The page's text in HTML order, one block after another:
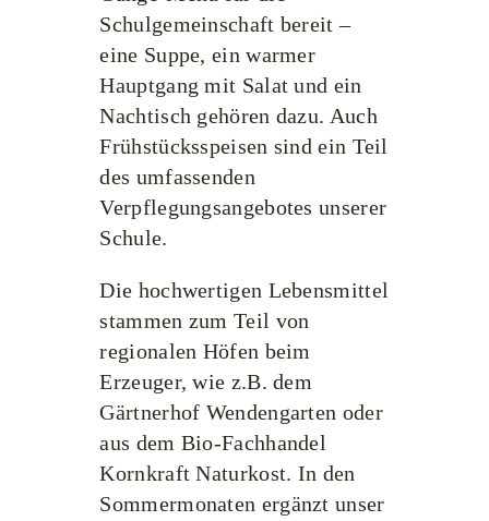
Schulgemeinschaft bereit –
eine Suppe, ein warmer
Hauptgang mit Salat und ein
Nachtisch gehören dazu. Auch
Frühstücksspeisen sind ein Teil
des umfassenden
Verpflegungsangebotes unserer
Schule.
Die hochwertigen Lebensmittel
stammen zum Teil von
regionalen Höfen beim
Erzeuger, wie z.B. dem
Gärtnerhof Wendengarten oder
aus dem Bio-Fachhandel
Kornkraft Naturkost. In den
Sommermonaten ergänzt unser